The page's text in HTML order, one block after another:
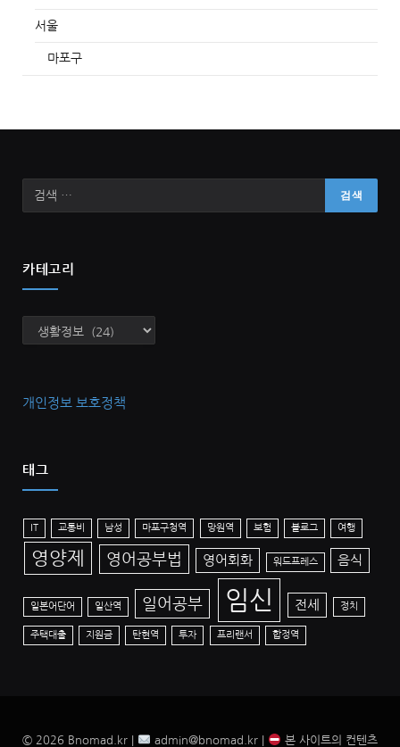
서울
마포구
카테고리
테
개인정보 보호정책
태그
IT 교통비 남성 마포구청역 망원역 보험 블로그 여행
영양제 영어공부법 영어회화 워드프레스 음식
일본어단어 일산역 일어공부 임신 전세 정치
주택대출 지원금 탄현역 투자 프리랜서 합정역
© 2026 Bnomad.kr | admin@bnomad.kr | 본 사이트의 컨텐츠